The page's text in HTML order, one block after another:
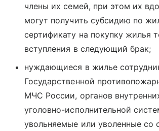
члены их семей, при этом их
могут получить субсидию по
сертификату на покупку жилья
вступления в следующий брак;
нуждающиеся в жилье
Государственной
МЧС России, органов
уголовно-исполнительной
увольняемые или уволенные со